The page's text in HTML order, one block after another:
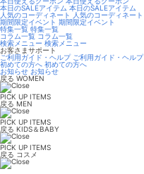
本日のSALEアイテム 本日のSALEアイテム
人気のコーディネート 人気のコーディネート
期間限定イベント 期間限定イベント
特集一覧 特集一覧
コラム一覧 コラム一覧
検索メニュー 検索メニュー
お客さまサポート
ご利用ガイド・ヘルプ ご利用ガイド・ヘルプ
初めての方へ 初めての方へ
お知らせ お知らせ
戻る WOMEN
PICK UP ITEMS
戻る MEN
PICK UP ITEMS
戻る KIDS＆BABY
PICK UP ITEMS
戻る コスメ